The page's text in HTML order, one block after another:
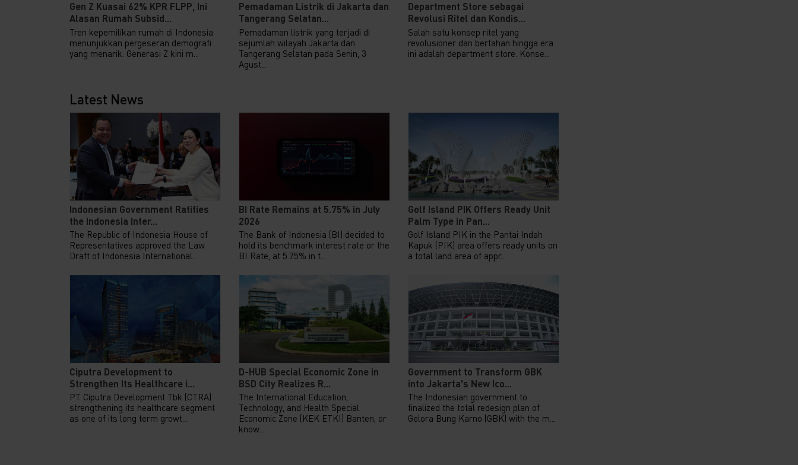
Gen Z Kuasai 62% KPR FLPP, Ini
Alasan Rumah Subsid...
Tren kepemilikan rumah di Indonesia
menunjukkan pergeseran demografi
yang menarik. Generasi Z kini m...
Pemadaman Listrik di Jakarta dan
Tangerang Selatan...
Pemadaman listrik yang terjadi di
sejumlah wilayah Jakarta dan
Tangerang Selatan pada Senin, 3
Agust...
Department Store sebagai
Revolusi Ritel dan Kondis...
Salah satu konsep ritel yang
revolusioner dan bertahan hingga era
ini adalah department store. Konse...
Latest News
Indonesian Government Ratifies
the Indonesia Inter...
The Republic of Indonesia House of
Representatives approved the Law
Draft of Indonesia International...
BI Rate Remains at 5.75% in July
2026
The Bank of Indonesia (BI) decided to
hold its benchmark interest rate or the
BI Rate, at 5.75% in t...
Golf Island PIK Offers Ready Unit
Palm Type in Pan...
Golf Island PIK in the Pantai Indah
Kapuk (PIK) area offers ready units on
a total land area of appr...
Ciputra Development to
Strengthen Its Healthcare i...
PT Ciputra Development Tbk (CTRA)
strengthening its healthcare segment
as one of its long term growt...
D-HUB Special Economic Zone in
BSD City Realizes R...
The International Education,
Technology, and Health Special
Economic Zone (KEK ETKI) Banten, or
know...
Government to Transform GBK
into Jakarta's New Ico...
The Indonesian government to
finalized the total redesign plan of
Gelora Bung Karno (GBK) with the m...